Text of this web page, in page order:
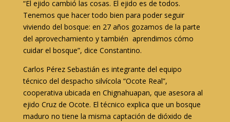
“El ejido cambió las cosas. El ejido es de todos.
Tenemos que hacer todo bien para poder seguir
viviendo del bosque: en 27 años gozamos de la parte
del aprovechamiento y también aprendimos cómo
cuidar el bosque”, dice Constantino.
Carlos Pérez Sebastián es integrante del equipo
técnico del despacho silvícola “Ocote Real”,
cooperativa ubicada en Chignahuapan, que asesora al
ejido Cruz de Ocote. El técnico explica que un bosque
maduro no tiene la misma captación de dióxido de